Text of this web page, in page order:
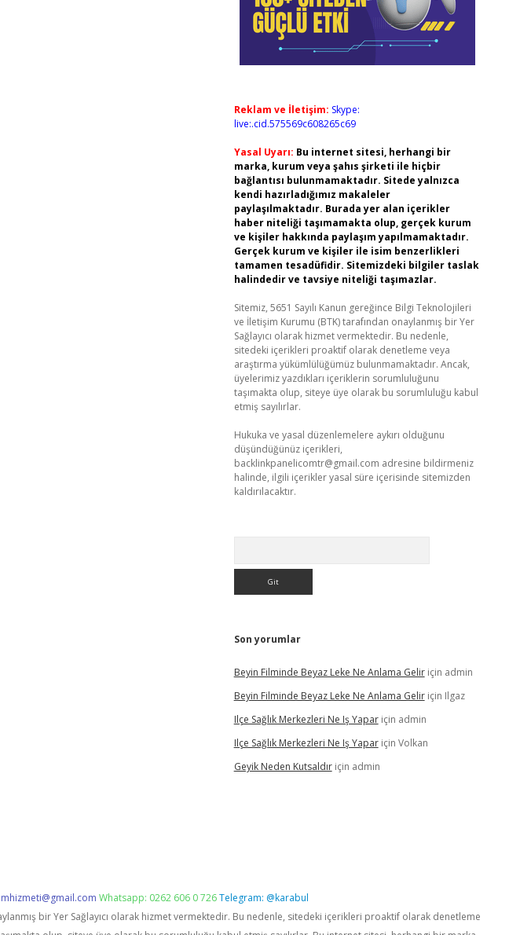
Reklam ve İletişim: Skype:
live:.cid.575569c608265c69
Yasal Uyarı: Bu internet sitesi, herhangi bir
marka, kurum veya şahıs şirketi ile hiçbir
bağlantısı bulunmamaktadır. Sitede yalnızca
kendi hazırladığımız makaleler
paylaşılmaktadır. Burada yer alan içerikler
haber niteliği taşımamakta olup, gerçek kurum
ve kişiler hakkında paylaşım yapılmamaktadır.
Gerçek kurum ve kişiler ile isim benzerlikleri
tamamen tesadüfidir. Sitemizdeki bilgiler taslak
halindedir ve tavsiye niteliği taşımazlar.
Sitemiz, 5651 Sayılı Kanun gereğince Bilgi Teknolojileri
ve İletişim Kurumu (BTK) tarafından onaylanmış bir Yer
Sağlayıcı olarak hizmet vermektedir. Bu nedenle,
sitedeki içerikleri proaktif olarak denetleme veya
araştırma yükümlülüğümüz bulunmamaktadır. Ancak,
üyelerimiz yazdıkları içeriklerin sorumluluğunu
taşımakta olup, siteye üye olarak bu sorumluluğu kabul
etmiş sayılırlar.
Hukuka ve yasal düzenlemelere aykırı olduğunu
düşündüğünüz içerikleri,
backlinkpanelicomtr@gmail.com adresine bildirmeniz
halinde, ilgili içerikler yasal süre içerisinde sitemizden
kaldırılacaktır.
Son yorumlar
Beyin Filminde Beyaz Leke Ne Anlama Geliriçin admin
Beyin Filminde Beyaz Leke Ne Anlama Geliriçin Ilgaz
Ilçe Sağlık Merkezleri Ne Iş Yapariçin admin
Ilçe Sağlık Merkezleri Ne Iş Yapariçin Volkan
Geyik Neden Kutsaldıriçin admin
Whatsapp: 0262 606 0 726Telegram: @karabul
bir Yer Sağlayıcı olarak hizmet vermektedir. Bu nedenle, sitedeki içerikleri proaktif olarak denetleme